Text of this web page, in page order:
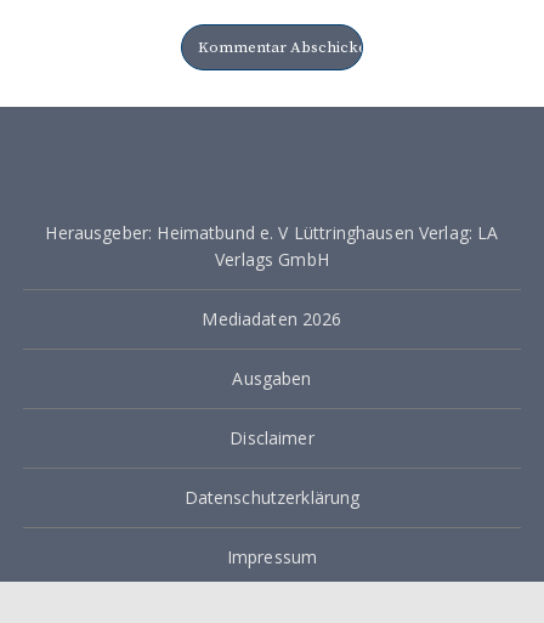
Herausgeber: Heimatbund e. V Lüttringhausen Verlag: LA
Verlags GmbH
Mediadaten 2026
Ausgaben
Disclaimer
Datenschutzerklärung
Impressum